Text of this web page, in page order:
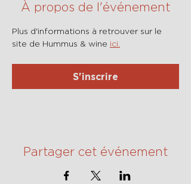
À propos de l'événement
Plus d'informations à retrouver sur le
site de Hummus & wine ici.
S'inscrire
Partager cet événement